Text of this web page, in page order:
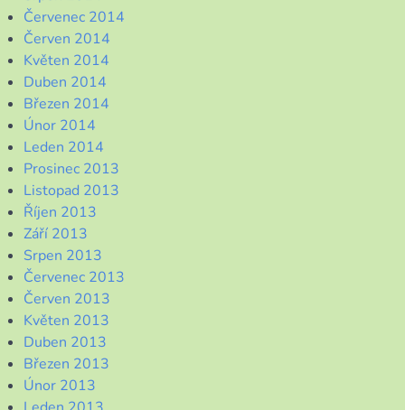
Červenec 2014
Červen 2014
Květen 2014
Duben 2014
Březen 2014
Únor 2014
Leden 2014
Prosinec 2013
Listopad 2013
Říjen 2013
Září 2013
Srpen 2013
Červenec 2013
Červen 2013
Květen 2013
Duben 2013
Březen 2013
Únor 2013